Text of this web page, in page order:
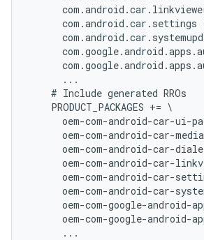
com .android .car .
com .android .car . settings
com .android .car .
com .google.android .apps .
com .google.android .apps .
...
# Include generated RROs
PRODUCT_PACKAGES +=
oem-com-android-car-ui-
oem-com-android-car-media
oem-com-android-car-
oem-com-android-car-
oem-com-android-car-
oem-com-android-car-
oem-com-google-android-
oem-com-google-android-
...